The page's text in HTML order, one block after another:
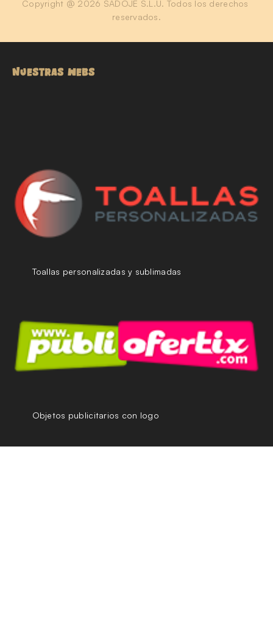
Copyright @ 2026 SADOJE S.L.U. Todos los derechos
reservados.
NUESTRAS WEBS
Toallas personalizadas y sublimadas
Objetos publicitarios con logo